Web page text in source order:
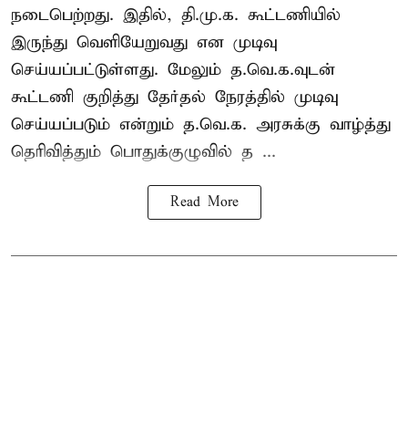
நடைபெற்றது. இதில், தி.மு.க. கூட்டணியில்
இருந்து வெளியேறுவது என முடிவு
செய்யப்பட்டுள்ளது. மேலும் த.வெ.க.வுடன்
கூட்டணி குறித்து தேர்தல் நேரத்தில் முடிவு
செய்யப்படும் என்றும் த.வெ.க. அரசுக்கு வாழ்த்து
தெரிவித்தும் பொதுக்குழுவில் த ...
Read More